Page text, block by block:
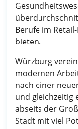
Berufe im
bieten.
Würzburg
modernen
nach einer
und gleichzeitig
abseits der
Stadt mit viel